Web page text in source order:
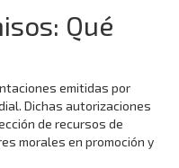
Qué
emitidas por
Dichas autorizaciones
de recursos de
morales en promoción y